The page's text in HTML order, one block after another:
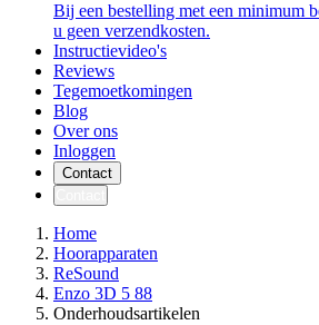
Bij een bestelling met een minimum
u geen verzendkosten.
Instructievideo's
Reviews
Tegemoetkomingen
Blog
Over ons
Inloggen
Contact
Home
Hoorapparaten
ReSound
Enzo 3D 5 88
Onderhoudsartikelen